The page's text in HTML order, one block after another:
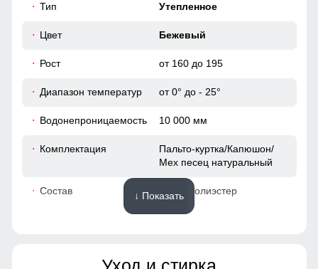
Тип Утепленное
Цвет Бежевый
Рост от 160 до 195
Диапазон температур от 0° до - 25°
Водонепроницаемость 10 000 мм
Комплектация
Пальто-куртка/Капюшон/
Мех песец натуральный
Состав 100% Полиэстер
Мембранные материалы,
↓ Показать